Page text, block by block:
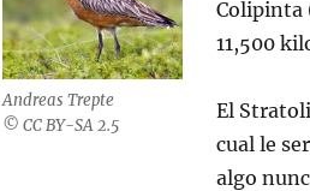
Andreas Trepte
© CC BY-SA 2.5
Colipinta
11,500
El
cual le
algo